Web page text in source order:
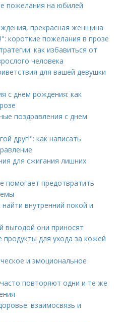
пожелания на юбилей
прекрасная женщина
короткие пожелания в прозе
как избавиться от
человека
для вашей девушки
с днем рождения: как
поздравления с днем
друг!": как написать
для сжигания лишних
помогает предотвратить
внутренний покой и
выгодой они приносят
для ухода за кожей
и эмоциональное
повторяют одни и те же
взаимосвязь и